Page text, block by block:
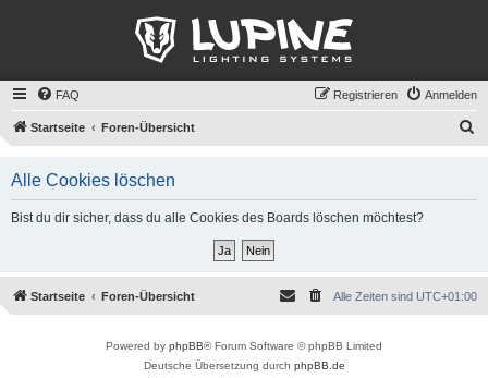
FAQ Anmelden
Registrieren
Startseite Foren-Übersicht
h
Alle Cookies löschen
Bist du dir sicher, dass du alle Cookies des Boards löschen möchtest?
Startseite Foren-Übersicht Alle Zeiten sind UTC+01:00
Powered by phpBB® Forum Software © phpBB Limited
Deutsche Übersetzung durch phpBB.de